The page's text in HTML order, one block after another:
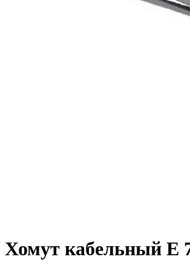
Хомут кабельный E